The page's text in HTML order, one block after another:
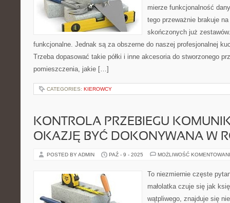
mierze funkcjonalność
tego przeważnie brakuje
skończonych już
funkcjonalne. Jednak są za obszerne do naszej profesjonalnej
Trzeba dopasować takie półki i inne akcesoria do stworzonego
pomieszczenia, jakie […]
CATEGORIES: KIEROWCY
KONTROLA PRZEBIEGU
OKAZJĘ BYĆ DOKONYWANA W
POSTED BY ADMIN PAŹ - 9 - 2025 MOŻLIWOŚĆ
To niezmiernie częste
małolatka czuje się jak
wątpliwego, znajduje się